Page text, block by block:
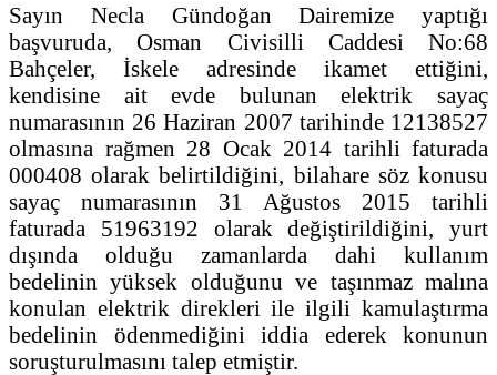
Sayın Necla Gündoğan Dairemize yaptığı
başvuruda, Osman Civisilli Caddesi No:68
Bahçeler, İskele adresinde ikamet ettiğini,
kendisine ait evde bulunan elektrik sayaç
numarasının 26 Haziran 2007 tarihinde 12138527
olmasına rağmen 28 Ocak 2014 tarihli faturada
000408 olarak belirtildiğini, bilahare söz konusu
sayaç numarasının 31 Ağustos 2015 tarihli
faturada 51963192 olarak değiştirildiğini, yurt
dışında olduğu zamanlarda dahi kullanım
bedelinin yüksek olduğunu ve taşınmaz malına
konulan elektrik direkleri ile ilgili kamulaştırma
bedelinin ödenmediğini iddia ederek konunun
soruşturulmasını talep etmiştir.